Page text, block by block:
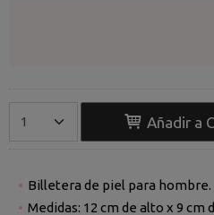
Añadir a
Billetera de piel para hombre.
Medidas: 12 cm de alto x 9 cm